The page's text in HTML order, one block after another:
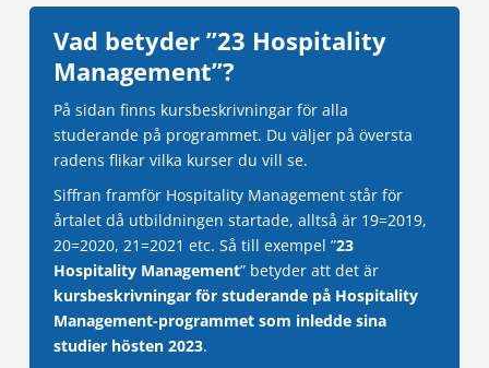
Vad betyder ”23 Hospitality
Management”?
På sidan finns kursbeskrivningar för alla
studerande på programmet. Du väljer på översta
radens flikar vilka kurser du vill se.
Siffran framför Hospitality Management står för
årtalet då utbildningen startade, alltså är 19=2019,
20=2020, 21=2021 etc. Så till exempel ”23
Hospitality Management” betyder att det är
kursbeskrivningar för studerande på Hospitality
Management-programmet som inledde sina
studier hösten 2023.